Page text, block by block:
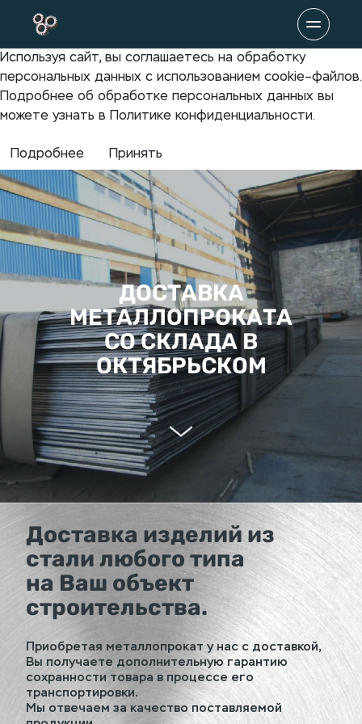
Используя сайт, вы соглашаетесь на обработку
персональных данных с использованием cookie–файлов.
Подробнее об обработке персональных данных вы
можете узнать в Политике конфиденциальности.
Подробнее Принять
ДОСТАВКА
МЕТАЛЛОПРОКАТА
СО СКЛАДА В
ОКТЯБРЬСКОМ
Доставка изделий из
стали любого типа
на Ваш объект
строительства.
Приобретая металлопрокат у нас с доставкой,
Вы получаете дополнительную гарантию
сохранности товара в процессе его
транспортировки.
Мы отвечаем за качество поставляемой